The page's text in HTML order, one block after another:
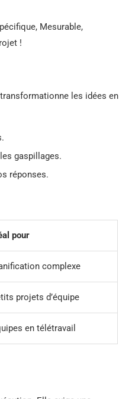
Mesurable,
!
les idées en
gaspillages.
réponses.
pour
complexe
projets d’équipe
en télétravail